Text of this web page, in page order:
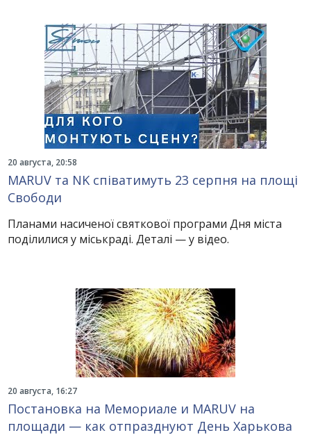
20 августа, 20:58
MARUV та NK співатимуть 23 серпня на площі
Свободи
Планами насиченої святкової програми Дня міста
поділилися у міськраді. Деталі — у відео.
20 августа, 16:27
Постановка на Мемориале и MARUV на
площади — как отпразднуют День Харькова